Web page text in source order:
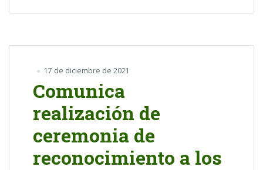
17 de diciembre de 2021
Comunica
realización de
ceremonia de
reconocimiento a los